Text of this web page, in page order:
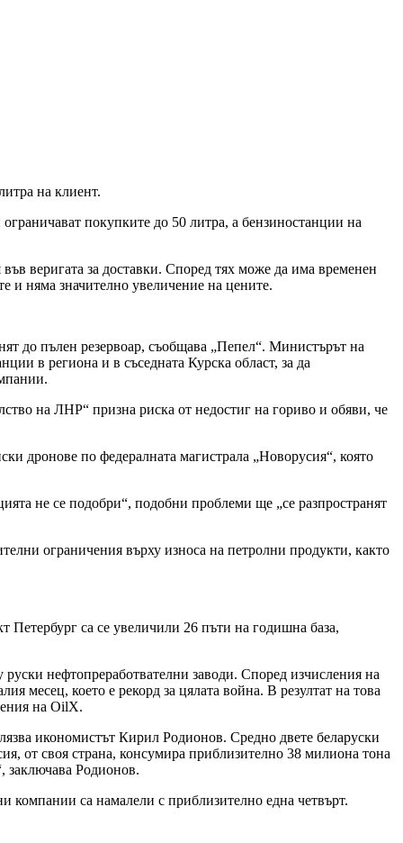
на клиент.
покупките до 50 литра, а бензиностанции на
веригата за доставки. Според тях може да има временен
и няма значително увеличение на цените.
до пълен резервоар, съобщава „Пепел“. Министърът на
в региона и в съседната Курска област, за да
на ЛНР“ призна риска от недостиг на гориво и обяви, че
дронове по федералната магистрала „Новорусия“, която
не се подобри“, подобни проблеми ще „се разпространят
ограничения върху износа на петролни продукти, както
Петербург са се увеличили 26 пъти на годишна база,
нефтопреработвателни заводи. Според изчисления на
месец, което е рекорд за цялата война. В резултат на това
на OilX.
икономистът Кирил Родионов. Средно двете беларуски
от своя страна, консумира приблизително 38 милиона тона
заключава Родионов.
компании са намалели с приблизително една четвърт.